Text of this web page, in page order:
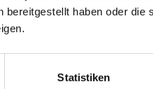
haben oder die
Statistiken